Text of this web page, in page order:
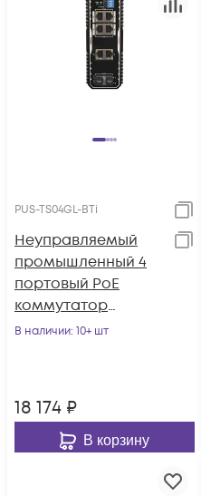
PUS-TS04GL-BTi
Неуправляемый
промышленный 4
портовый PoE
коммутатор
POWERTONE PUS-
В наличии: 10+ шт
18 174 ₽
В корзину